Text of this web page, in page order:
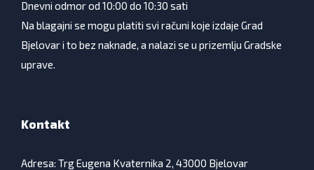
Dnevni odmor od 10:00 do 10:30 sati
Na blagajni se mogu platiti svi računi koje izdaje Grad
Bjelovar i to bez naknade, a nalazi se u prizemlju Gradske
uprave.
Kontakt
Adresa: Trg Eugena Kvaternika 2, 43000 Bjelovar